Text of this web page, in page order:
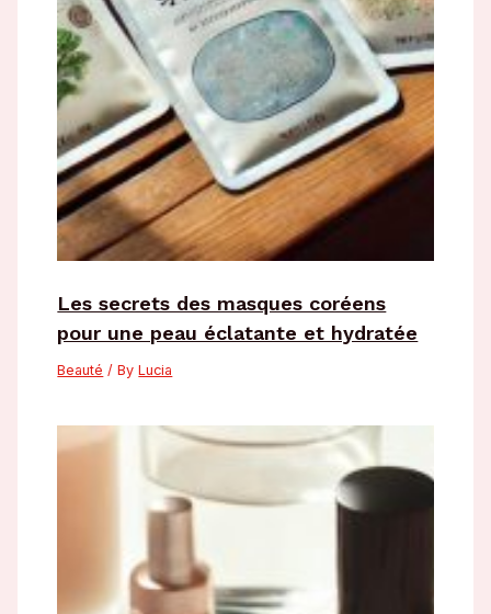
Les secrets des masques coréens
pour une peau éclatante et hydratée
Beauté / ByLucia